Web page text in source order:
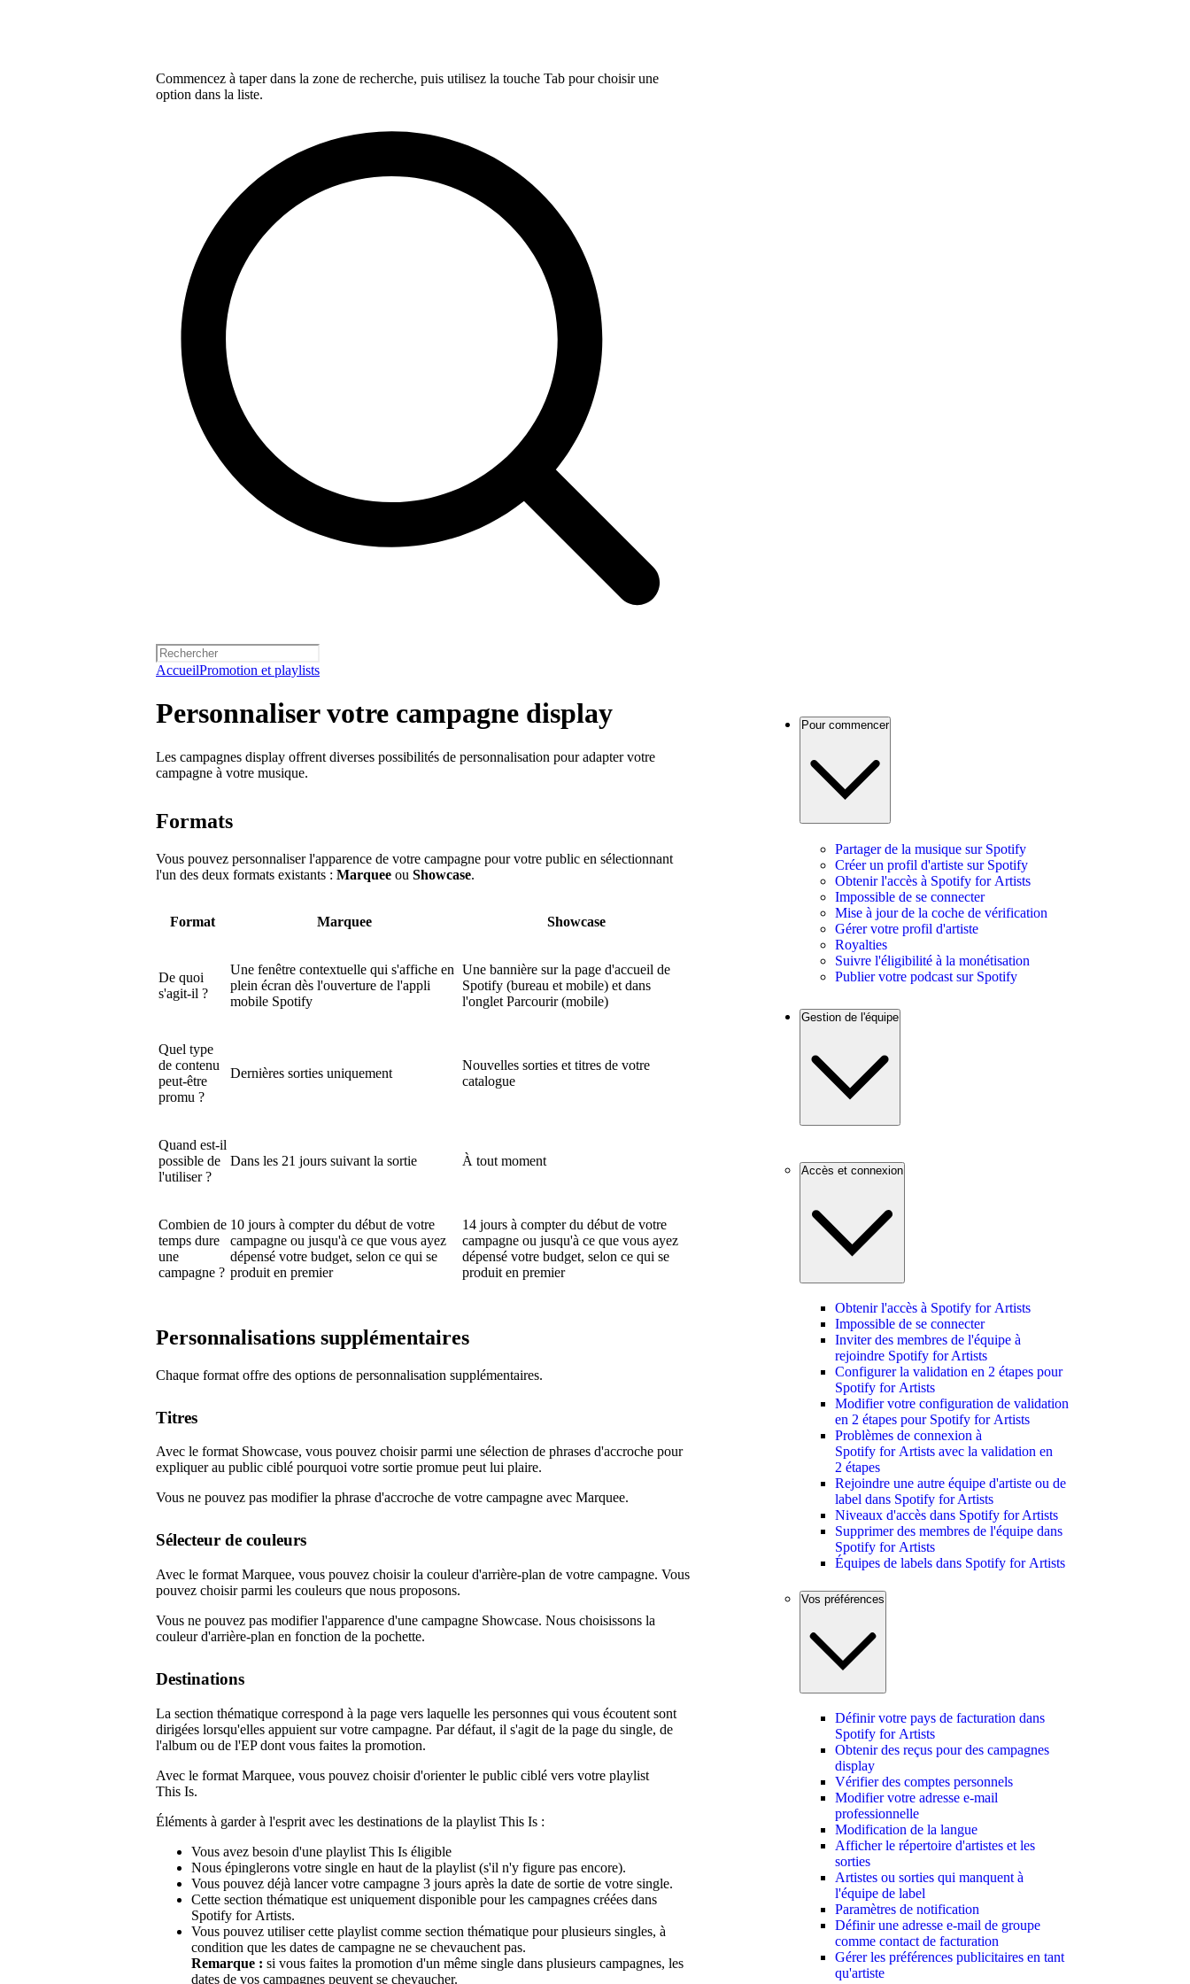
Commencez à taper dans la zone de recherche, puis utilisez la touche Tab pour choisir une
option dans la liste.
AccueilPromotion et playlists
Personnaliser votre campagne display
Les campagnes display offrent diverses possibilités de personnalisation pour adapter votre
campagne à votre musique.
Formats
Vous pouvez personnaliser l'apparence de votre campagne pour votre public en sélectionnant
l'un des deux formats existants : Marquee ou Showcase.
Format Marquee Showcase
De quoi
s'agit-il ?
Une fenêtre contextuelle qui s'affiche en
plein écran dès l'ouverture de l'appli
mobile Spotify
Une bannière sur la page d'accueil de
Spotify (bureau et mobile) et dans
l'onglet Parcourir (mobile)
Quel type
de contenu
peut-être
promu ?
Dernières sorties uniquement
Nouvelles sorties et titres de votre
catalogue
Quand est-il
possible de
l'utiliser ?
Dans les 21 jours suivant la sortie À tout moment
Combien de
temps dure
une
campagne ?
10 jours à compter du début de votre
campagne ou jusqu'à ce que vous ayez
dépensé votre budget, selon ce qui se
produit en premier
14 jours à compter du début de votre
campagne ou jusqu'à ce que vous ayez
dépensé votre budget, selon ce qui se
produit en premier
Personnalisations supplémentaires
Chaque format offre des options de personnalisation supplémentaires.
Titres
Avec le format Showcase, vous pouvez choisir parmi une sélection de phrases d'accroche pour
expliquer au public ciblé pourquoi votre sortie promue peut lui plaire.
Vous ne pouvez pas modifier la phrase d'accroche de votre campagne avec Marquee.
Sélecteur de couleurs
Avec le format Marquee, vous pouvez choisir la couleur d'arrière-plan de votre campagne. Vous
pouvez choisir parmi les couleurs que nous proposons.
Vous ne pouvez pas modifier l'apparence d'une campagne Showcase. Nous choisissons la
couleur d'arrière-plan en fonction de la pochette.
Destinations
La section thématique correspond à la page vers laquelle les personnes qui vous écoutent sont
dirigées lorsqu'elles appuient sur votre campagne. Par défaut, il s'agit de la page du single, de
l'album ou de l'EP dont vous faites la promotion.
Avec le format Marquee, vous pouvez choisir d'orienter le public ciblé vers votre playlist
This Is.
Éléments à garder à l'esprit avec les destinations de la playlist This Is :
Vous avez besoin d'une playlist This Is éligible
Nous épinglerons votre single en haut de la playlist (s'il n'y figure pas encore).
Vous pouvez déjà lancer votre campagne 3 jours après la date de sortie de votre single.
Cette section thématique est uniquement disponible pour les campagnes créées dans
Spotify for Artists.
Vous pouvez utiliser cette playlist comme section thématique pour plusieurs singles, à
condition que les dates de campagne ne se chevauchent pas.
Remarque : si vous faites la promotion d'un même single dans plusieurs campagnes, les
dates de vos campagnes peuvent se chevaucher.
Pour commencer
Partager de la musique sur Spotify
Créer un profil d'artiste sur Spotify
Obtenir l'accès à Spotify for Artists
Impossible de se connecter
Mise à jour de la coche de vérification
Gérer votre profil d'artiste
Royalties
Suivre l'éligibilité à la monétisation
Publier votre podcast sur Spotify
Gestion de l'équipe
Accès et connexion
Obtenir l'accès à Spotify for Artists
Impossible de se connecter
Inviter des membres de l'équipe à
rejoindre Spotify for Artists
Configurer la validation en 2 étapes pour
Spotify for Artists
Modifier votre configuration de validation
en 2 étapes pour Spotify for Artists
Problèmes de connexion à
Spotify for Artists avec la validation en
2 étapes
Rejoindre une autre équipe d'artiste ou de
label dans Spotify for Artists
Niveaux d'accès dans Spotify for Artists
Supprimer des membres de l'équipe dans
Spotify for Artists
Équipes de labels dans Spotify for Artists
Vos préférences
Définir votre pays de facturation dans
Spotify for Artists
Obtenir des reçus pour des campagnes
display
Vérifier des comptes personnels
Modifier votre adresse e-mail
professionnelle
Modification de la langue
Afficher le répertoire d'artistes et les
sorties
Artistes ou sorties qui manquent à
l'équipe de label
Paramètres de notification
Définir une adresse e-mail de groupe
comme contact de facturation
Gérer les préférences publicitaires en tant
qu'artiste